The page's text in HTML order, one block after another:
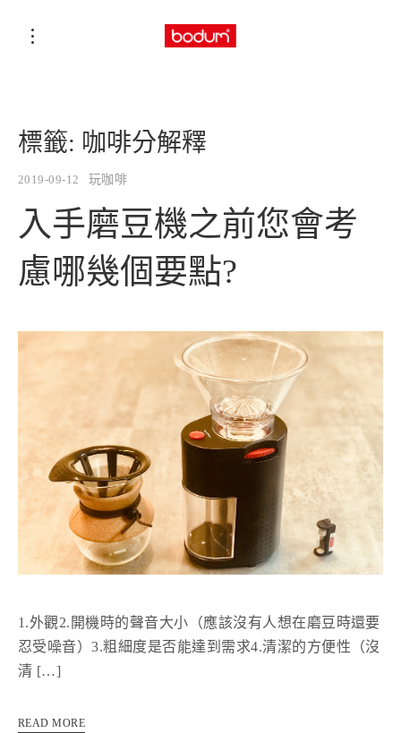
標籤: 咖啡分解釋
2019-09-12 玩咖啡
入手磨豆機之前您會考
慮哪幾個要點?
1.外觀2.開機時的聲音大小（應該沒有人想在磨豆時還要
忍受噪音）3.粗細度是否能達到需求4.清潔的方便性（沒
清 […]
READ MORE